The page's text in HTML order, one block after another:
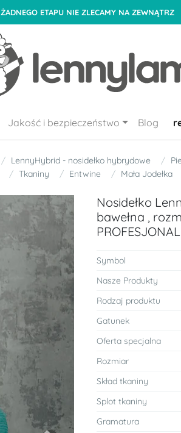
ŻADNEGO ETAPU NIE ZLECAMY NA ZEWNĄTRZ
Jakość i bezpieczeństwo Blog
LennyHybrid - nosidełko hybrydowe
Tkaniny Entwine Mała Jodełka
Nosidełko
bawełna ,
Symbol
Nasze Produkty
Rodzaj produktu
Gatunek
Oferta specjalna
Rozmiar
Skład tkaniny
Splot tkaniny
Gramatura